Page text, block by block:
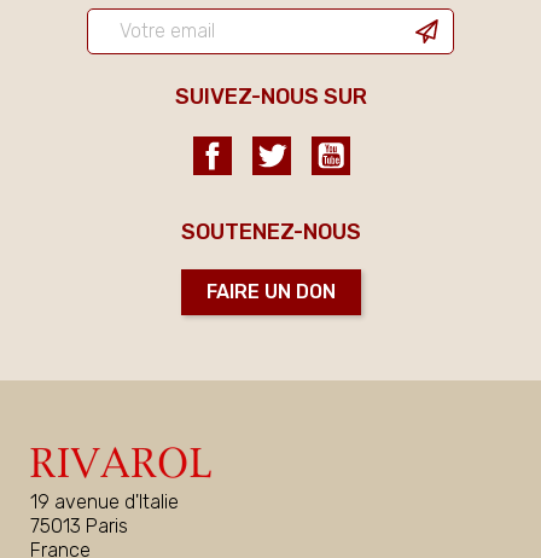
SUIVEZ-NOUS SUR
FacebookTwitter
SOUTENEZ-NOUS
FAIRE UN DON
19 avenue d'Italie
75013 Paris
France